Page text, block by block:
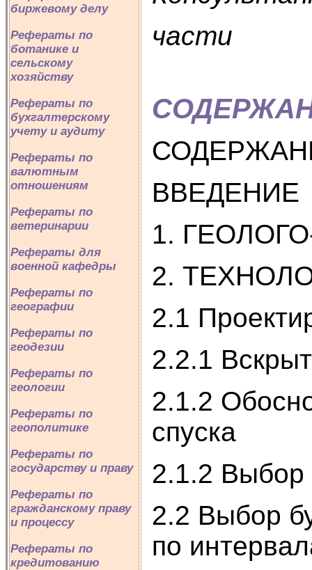
биржевому делу
Рефераты по
ботанике и
сельскому
хозяйству
Рефераты по
бухгалтерскому
учету и аудиту
Рефераты по
валютным
отношениям
Рефераты по
ветеринарии
Рефераты для
военной кафедры
Рефераты по
географии
Рефераты по
геодезии
Рефераты по
геологии
Рефераты по
геополитике
Рефераты по
государству и праву
Рефераты по
гражданскому праву
и процессу
Рефераты по
кредитованию
части
ВВЕДЕНИЕ
1.
2.
2.1
2.2.1
2.1.2
спуска
2.1.2 Выбор
2.2 Выбор
по